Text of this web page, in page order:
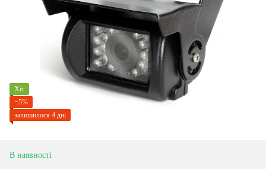
Хіт
−5%
залишилося 4 дні
В наявності